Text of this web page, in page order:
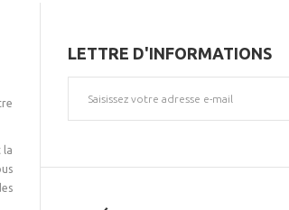
la
LETTRE D'INFORMATIONS